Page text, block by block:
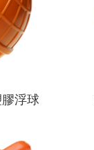
浮球